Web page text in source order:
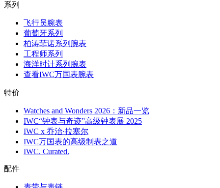
系列
飞行员腕表
葡萄牙系列
柏涛菲诺系列腕表
工程师系列
海洋时计系列腕表
查看IWC万国表腕表
特价
Watches and Wonders 2026：新品一览
IWC“钟表与奇迹”高级钟表展 2025
IWC x 乔治·拉塞尔
IWC万国表的高级制表之道
IWC. Curated.
配件